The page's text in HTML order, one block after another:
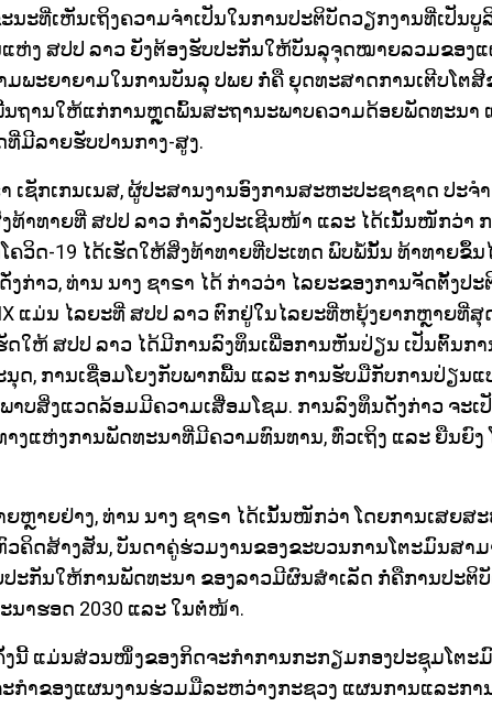
ນະທີ່ເຫັນເຖິງຄວາມຈໍາເປັນໃນການປະຕິບັດວຽກງານທີ່ເປັນ
ຫ່ງ ສປປ ລາວ ຍັງຕ້ອງຮັບປະກັນໃຫ້ບັນລຸຈຸດໝາຍລວມຂອງ
ມພະຍາຍາມໃນການບັນລຸ ປພຍ ກໍ່ຄື ຍຸດທະສາດການເຕີບໂຕສີ
ນຖານໃຫ້ແກ່ການຫຼຸດພົ້ນສະຖານະພາບຄວາມດ້ອຍພັດທະນາ
ທີ່ມີລາຍຮັບປານກາງ-ສູງ.
ເຊັກເກນເນສ, ຜູ້ປະສານງານອົງການສະຫະປະຊາຊາດ ປະຈໍ
ທ້າທາຍທີ່ ສປປ ລາວ ກໍາລັງປະເຊີນໜ້າ ແລະ ໄດ້ເນັ້ນໜັກວ່າ
ຄວິດ-19 ໄດ້ເຮັດໃຫ້ສິ່ງທ້າທາຍທີ່ປະເທດ ພົບພໍ້ນັ້ນ ທ້າທາຍຂຶ້ນ
ງກ່າວ, ທ່ານ ນາງ ຊາຣາ ໄດ້ ກ່າວວ່າ ໄລຍະຂອງການຈັດຕັ້ງປະ
ແມ່ນ ໄລຍະທີ່ ສປປ ລາວ ຕົກຢູ່ໃນໄລຍະທີ່ຫຍຸ້ງຍາກຫຼາຍທີ່ສຸ
ດໃຫ້ ສປປ ລາວ ໄດ້ມີການລົງທຶນເພື່ອການຫັນປ່ຽນ ເປັນຕົ້ນກ
ດ, ການເຊື່ອມໂຍງກັບພາກພື້ນ ແລະ ການຮັບມືກັບການປ່ຽນແ
າບສິ່ງແວດລ້ອມມີຄວາມເສື່ອມໂຊມ. ການລົງທຶນດັ່ງກ່າວ ຈະເ
ງແຫ່ງການພັດທະນາທີ່ມີຄວາມທົນທານ, ທົ່ວເຖິງ ແລະ ຍືນຍົງ
ຍຫຼາຍຢ່າງ, ທ່ານ ນາງ ຊາຣາ ໄດ້ເນັ້ນໜັກວ່າ ໂດຍການເສຍສ
ຄິດສ້າງສັນ, ບັນດາຄູ່ຮ່ວມງານຂອງຂະບວນການໂຕະມົນສາມ
ະກັນໃຫ້ການພັດທະນາ ຂອງລາວມີຜົນສໍາເລັດ ກໍ່ຄືການປະຕິ
ນາຮອດ 2030 ແລະ ໃນຕໍ່ໜ້າ.
ນີ້ ແມ່ນສ່ວນໜຶ່ງຂອງກິດຈະກໍາການກະກຽມກອງປະຊຸມໂຕະ
ກໍາຂອງແຜນງານຮ່ວມມືລະຫວ່າງກະຊວງ ແຜນການແລະກາ